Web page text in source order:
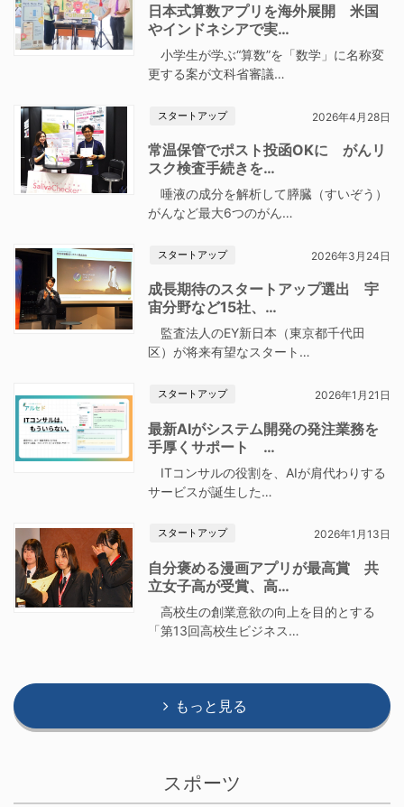
日本式算数アプリを海外展開 米国
やインドネシアで実…
小学生が学ぶ“算数”を「数学」に名称変
更する案が文科省審議…
スタートアップ 2026年4月28日
常温保管でポスト投函OKに がんリ
スク検査手続きを…
唾液の成分を解析して膵臓（すいぞう）
がんなど最大6つのがん…
スタートアップ 2026年3月24日
成長期待のスタートアップ選出 宇
宙分野など15社、…
監査法人のEY新日本（東京都千代田
区）が将来有望なスタート…
スタートアップ 2026年1月21日
最新AIがシステム開発の発注業務を
手厚くサポート …
ITコンサルの役割を、AIが肩代わりする
サービスが誕生した…
スタートアップ 2026年1月13日
自分褒める漫画アプリが最高賞 共
立女子高が受賞、高…
高校生の創業意欲の向上を目的とする
「第13回高校生ビジネス…
もっと見る
スポーツ